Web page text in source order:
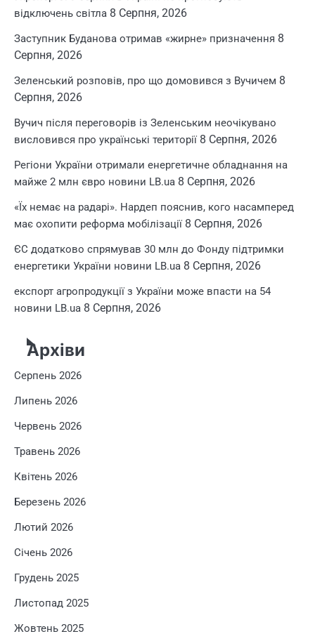
відключень світла 8 Серпня, 2026
Заступник Буданова отримав «жирне» призначення 8
Серпня, 2026
Зеленський розповів, про що домовився з Вучичем 8
Серпня, 2026
Вучич після переговорів із Зеленським неочікувано
висловився про українські території 8 Серпня, 2026
Регіони України отримали енергетичне обладнання на
майже 2 млн євро новини LB.ua 8 Серпня, 2026
«Їх немає на радарі». Нардеп пояснив, кого насамперед
має охопити реформа мобілізації 8 Серпня, 2026
ЄС додатково спрямував 30 млн до Фонду підтримки
енергетики України новини LB.ua 8 Серпня, 2026
експорт агропродукції з України може впасти на 54
новини LB.ua 8 Серпня, 2026
Архіви
Серпень 2026
Липень 2026
Червень 2026
Травень 2026
Квітень 2026
Березень 2026
Лютий 2026
Січень 2026
Грудень 2025
Листопад 2025
Жовтень 2025